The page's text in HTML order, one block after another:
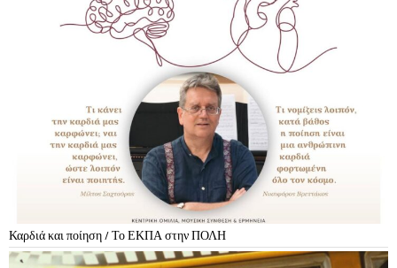
Καρδιά και ποίηση / Το ΕΚΠΑ στην ΠΟΛΗ